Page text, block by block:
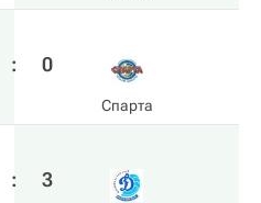
: 0
Спарта
: 3